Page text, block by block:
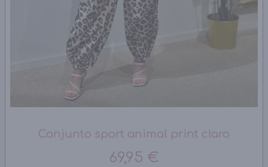
Conjunto sport animal print claro
69,95 €